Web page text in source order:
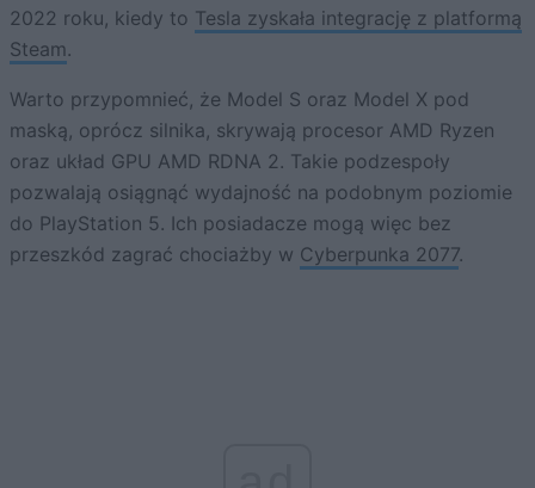
2022 roku, kiedy to Tesla zyskała integrację z platformą
Steam.
Warto przypomnieć, że Model S oraz Model X pod
maską, oprócz silnika, skrywają procesor AMD Ryzen
oraz układ GPU AMD RDNA 2. Takie podzespoły
pozwalają osiągnąć wydajność na podobnym poziomie
do PlayStation 5. Ich posiadacze mogą więc bez
przeszkód zagrać chociażby w Cyberpunka 2077.